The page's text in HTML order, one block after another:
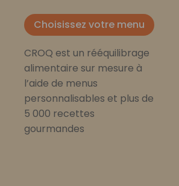
Choisissez votre menu
CROQ est un rééquilibrage
alimentaire sur mesure à
l’aide de menus
personnalisables et plus de
5 000 recettes
gourmandes